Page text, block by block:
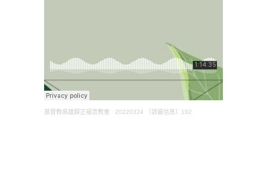
基督教高雄歸正福音教會 · 20220324 〔詩篇信息〕192